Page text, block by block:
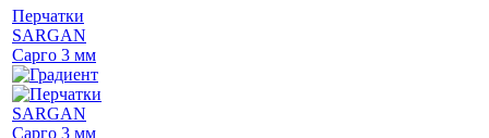
Перчатки
SARGAN
Сарго 3 мм